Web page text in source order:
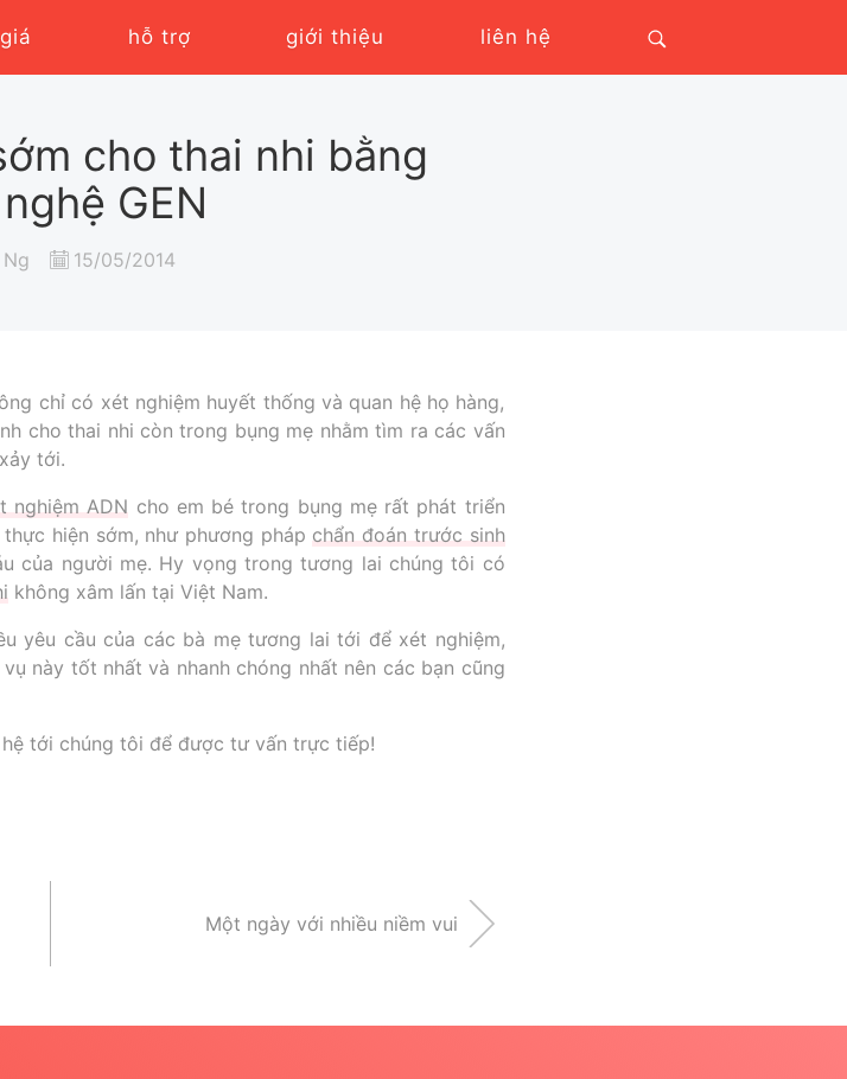
hỗ trợ giới thiệu liên hệ
cho thai nhi bằng
GEN
15/05/2014
chỉ có xét nghiệm huyết thống và quan hệ họ hàng,
cho thai nhi còn trong bụng mẹ nhằm tìm ra các vấn
tới.
nghiệm ADN cho em bé trong bụng mẹ rất phát triển
hiện sớm, như phương pháp chẩn đoán trước sinh
của người mẹ. Hy vọng trong tương lai chúng tôi có
không xâm lấn tại Việt Nam.
yêu cầu của các bà mẹ tương lai tới để xét nghiệm,
này tốt nhất và nhanh chóng nhất nên các bạn cũng
tới chúng tôi để được tư vấn trực tiếp!
Một ngày với nhiều niềm vui